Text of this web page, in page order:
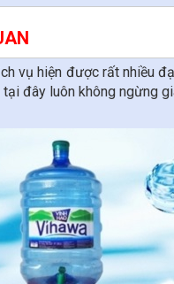
vụ hiện được rất nhiều
đây luôn không ngừng